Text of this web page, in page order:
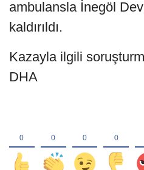
ambulansla İnegöl
kaldırıldı.
Kazayla ilgili
DHA